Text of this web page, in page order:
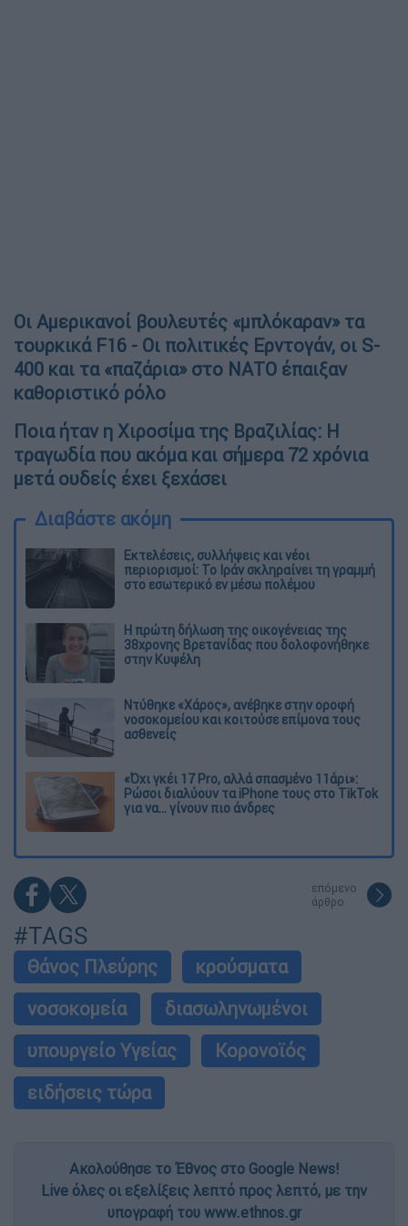
Οι Αμερικανοί βουλευτές «μπλόκαραν» τα
τουρκικά F16 - Οι πολιτικές Ερντογάν, οι S-
400 και τα «παζάρια» στο ΝΑΤΟ έπαιξαν
καθοριστικό ρόλο
Ποια ήταν η Χιροσίμα της Βραζιλίας: Η
τραγωδία που ακόμα και σήμερα 72 χρόνια
μετά ουδείς έχει ξεχάσει
Διαβάστε ακόμη
Εκτελέσεις, συλλήψεις και νέοι
περιορισμοί: Το Ιράν σκληραίνει τη γραμμή
στο εσωτερικό εν μέσω πολέμου
Η πρώτη δήλωση της οικογένειας της
38χρονης Βρετανίδας που δολοφονήθηκε
στην Κυψέλη
Ντύθηκε «Χάρος», ανέβηκε στην οροφή
νοσοκομείου και κοιτούσε επίμονα τους
ασθενείς
«Όχι γκέι 17 Pro, αλλά σπασμένο 11άρι»:
Ρώσοι διαλύουν τα iPhone τους στο TikTok
για να... γίνουν πιο άνδρες
επόμενο
άρθρο
#TAGS
Θάνος Πλεύρης
κρούσματα
νοσοκομεία
διασωληνωμένοι
υπουργείο Υγείας
Κορονοϊός
ειδήσεις τώρα
Ακολούθησε το Έθνος στο Google News!
Live όλες οι εξελίξεις λεπτό προς λεπτό, με την
υπογραφή του www.ethnos.gr